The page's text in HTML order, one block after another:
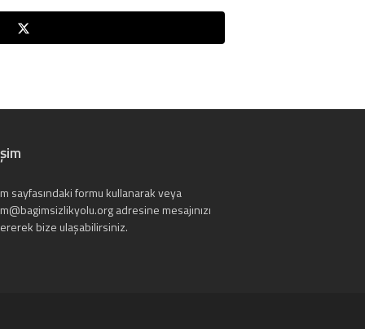
sayfasındaki formu kullanarak veya
adresine mesajınızı
bize ulaşabilirsiniz.